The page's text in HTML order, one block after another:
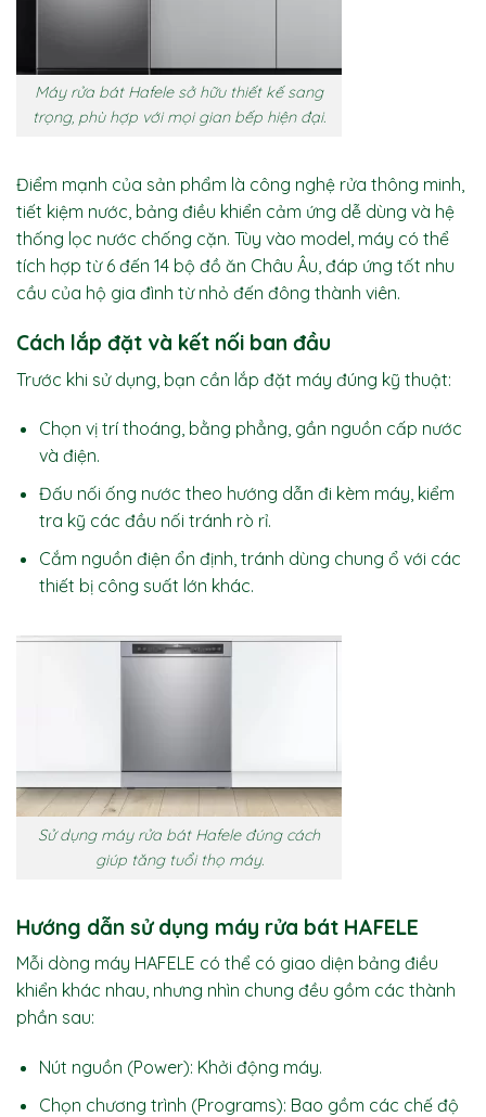
Máy rửa bát Hafele sở hữu thiết kế sang
trọng, phù hợp với mọi gian bếp hiện đại.
Điểm mạnh của sản phẩm là công nghệ rửa thông minh,
tiết kiệm nước, bảng điều khiển cảm ứng dễ dùng và hệ
thống lọc nước chống cặn. Tùy vào model, máy có thể
tích hợp từ 6 đến 14 bộ đồ ăn Châu Âu, đáp ứng tốt nhu
cầu của hộ gia đình từ nhỏ đến đông thành viên.
Cách lắp đặt và kết nối ban đầu
Trước khi sử dụng, bạn cần lắp đặt máy đúng kỹ thuật:
Chọn vị trí thoáng, bằng phẳng, gần nguồn cấp nước
và điện.
Đấu nối ống nước theo hướng dẫn đi kèm máy, kiểm
tra kỹ các đầu nối tránh rò rỉ.
Cắm nguồn điện ổn định, tránh dùng chung ổ với các
thiết bị công suất lớn khác.
Sử dụng máy rửa bát Hafele đúng cách
giúp tăng tuổi thọ máy.
Hướng dẫn sử dụng máy rửa bát HAFELE
Mỗi dòng máy HAFELE có thể có giao diện bảng điều
khiển khác nhau, nhưng nhìn chung đều gồm các thành
phần sau:
Nút nguồn (Power): Khởi động máy.
Chọn chương trình (Programs): Bao gồm các chế độ